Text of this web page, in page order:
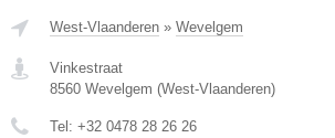
West-Vlaanderen » Wevelgem
Vinkestraat
8560 Wevelgem (West-Vlaanderen)
Tel: +32 0478 28 26 26